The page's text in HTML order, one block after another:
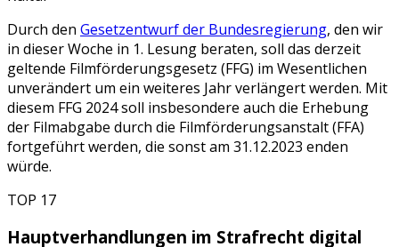
Durch den Gesetzentwurf der Bundesregierung, den wir
in dieser Woche in 1. Lesung beraten, soll das derzeit
geltende Filmförderungsgesetz (FFG) im Wesentlichen
unverändert um ein weiteres Jahr verlängert werden. Mit
diesem FFG 2024 soll insbesondere auch die Erhebung
der Filmabgabe durch die Filmförderungsanstalt (FFA)
fortgeführt werden, die sonst am 31.12.2023 enden
würde.
TOP 17
Hauptverhandlungen im Strafrecht digital